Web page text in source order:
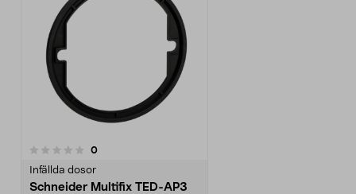
0recensioner
Infällda dosor
Schneider Multifix TED-AP3